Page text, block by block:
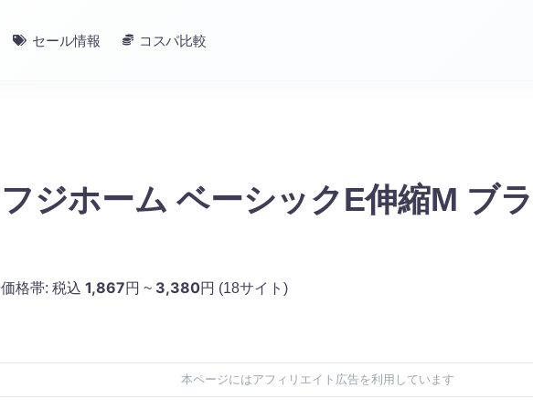
セール情報 コスパ比較
フジホーム ベーシックE伸縮M ブ
価格帯: 税込 1,867円 ~ 3,380円 (18サイト)
本ページにはアフィリエイト広告を利用しています